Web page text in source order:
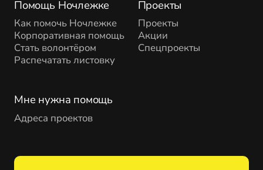
Помощь Ночлежке
Как помочь Ночлежке
Корпоративная помощь
Стать волонтёром
Распечатать листовку
Проекты
Проекты
Акции
Спецпроекты
Мне нужна помощь
Адреса проектов